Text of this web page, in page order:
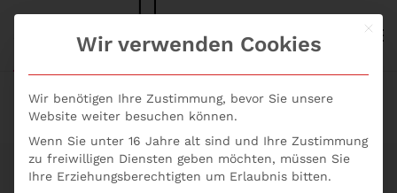
Skip to main content
S+P NEWS Mit
Wir verwenden Cookies
Wir benötigen Ihre Zustimmung, bevor Sie unsere
Website weiter besuchen können.
Wenn Sie unter 16 Jahre alt sind und Ihre Zustimmung
zu freiwilligen Diensten geben möchten, müssen Sie
Ihre Erziehungsberechtigten um Erlaubnis bitten.